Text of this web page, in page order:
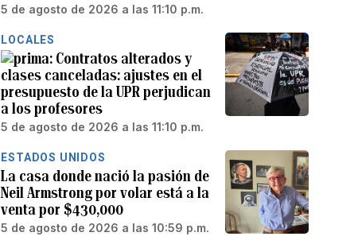
5 de agosto de 2026 a las 11:10 p.m.
LOCALES
Contratos alterados y
clases canceladas: ajustes en el
presupuesto de la UPR perjudican
a los profesores
5 de agosto de 2026 a las 11:10 p.m.
ESTADOS UNIDOS
La casa donde nació la pasión de
Neil Armstrong por volar está a la
venta por $430,000
5 de agosto de 2026 a las 10:59 p.m.